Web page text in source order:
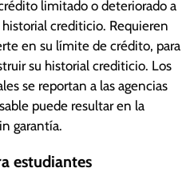
limitado o deteriorado a
crediticio. Requieren
en su límite de crédito, para
su historial crediticio. Los
se reportan a las agencias
puede resultar en la
garantía.
estudiantes